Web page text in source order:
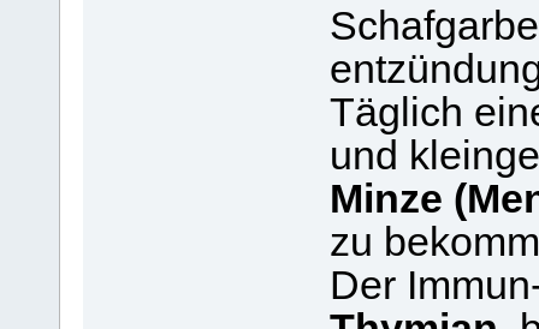
Täglich
und
Minze
zu
Der